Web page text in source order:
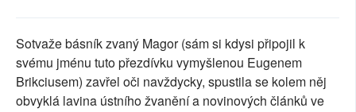
PŘÍSPĚVKY NA PROVOZ
SOCIÁLNÍ SÍTĚ
Sotvaže básník zvaný Magor (sám si kdysi připojil k
svému jménu tuto přezdívku vymyšlenou Eugenem
Brikciusem) zavřel oči navždycky, spustila se kolem něj
obvyklá lavina ústního žvanění a novinových článků ve